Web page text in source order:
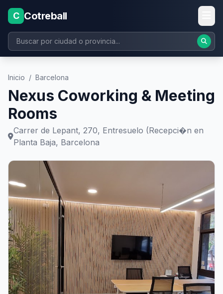
C Cotreball
Inicio / Barcelona
Nexus Coworking & Meeting
Rooms
Carrer de Lepant, 270, Entresuelo (Recepci�n en
Planta Baja, Barcelona